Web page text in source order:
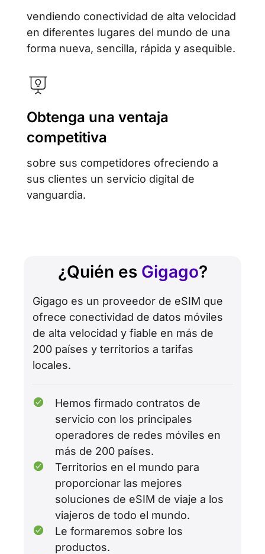
vendiendo conectividad de alta velocidad
en diferentes lugares del mundo de una
forma nueva, sencilla, rápida y asequible.
Obtenga una ventaja
competitiva
sobre sus competidores ofreciendo a
sus clientes un servicio digital de
vanguardia.
¿Quién es Gigago?
Gigago es un proveedor de eSIM que
ofrece conectividad de datos móviles
de alta velocidad y fiable en más de
200 países y territorios a tarifas
locales.
Hemos firmado contratos de
servicio con los principales
operadores de redes móviles en
más de 200 países.
Territorios en el mundo para
proporcionar las mejores
soluciones de eSIM de viaje a los
viajeros de todo el mundo.
Le formaremos sobre los
productos.